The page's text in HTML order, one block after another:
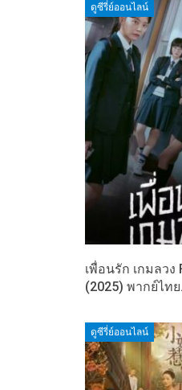
ดูซีรี่ย์ออนไลน์
เพื่อนรัก เกมลวง
(2025) พากย์ไท
ดูซีรี่ย์ออนไลน์